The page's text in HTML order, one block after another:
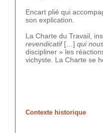
Encart plié qui
son explication.
La Charte du Travail,
revendicatif […] qui
discipliner » les
vichyste. La Charte se
Contexte historique